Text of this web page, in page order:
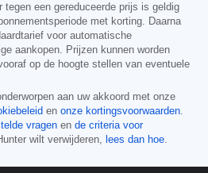
tegen een gereduceerde prijs is geldig
met korting. Daarna
voor automatische
aankopen. Prijzen kunnen worden
op de hoogte stellen van eventuele
aan uw akkoord met onze
en onze kortingsvoorwaarden.
vragen en de criteria voor
wilt verwijderen, lees dan hoe.